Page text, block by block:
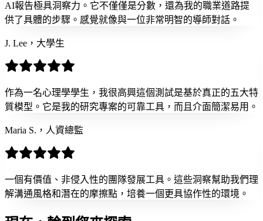
AI報告極具洞察力。它不僅僅是分數，還為我的職業道路提
供了具體的步驟。感覺就像與一位非常明智的導師對話。
J. Lee，大學生
作為一名心理學學生，我很高興這個測試是基於真正的五大特
質模型。它是我的研究專案的可靠工具，而且介面簡潔易用。
Maria S.，人資總監
一個有價值、非侵入性的團隊發展工具。這些洞察幫助我們理
解溝通風格和潛在的摩擦點，培養一個更具協作性的環境。